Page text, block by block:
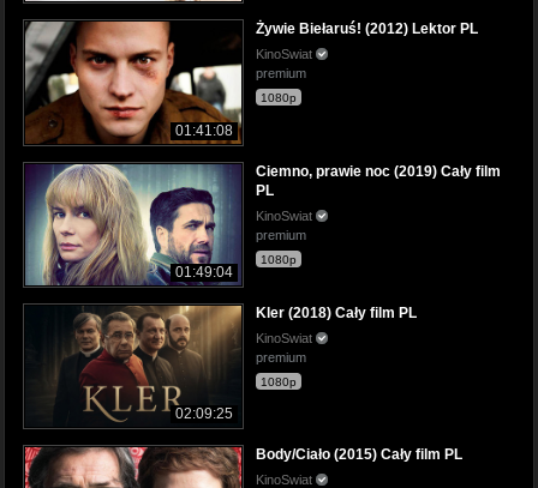
01:41:08
Żywie Biełaruś! (2012) Lektor PL
KinoSwiat
premium
1080p
01:49:04
Ciemno, prawie noc (2019) Cały film
PL
KinoSwiat
premium
1080p
02:09:25
Kler (2018) Cały film PL
KinoSwiat
premium
1080p
Body/Ciało (2015) Cały film PL
KinoSwiat